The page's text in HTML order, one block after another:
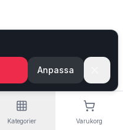
Kategorier Varukorg
Anpassa